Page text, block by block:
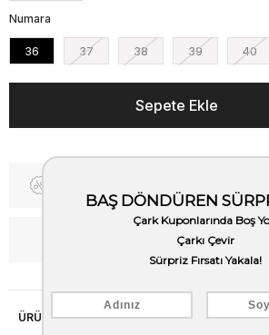
Numara
36 37 38 39 40
WhatsApp’tan Bilgi Al
ÜRÜN ÖZELLIKLERI